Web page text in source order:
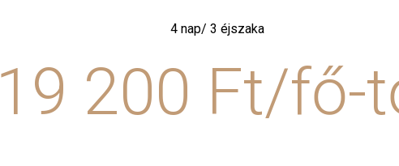
4 nap/ 3 éjszaka
19 200 Ft/fő-